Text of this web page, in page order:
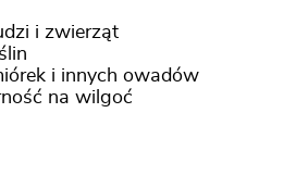
i zwierząt
i innych owadów
na wilgoć